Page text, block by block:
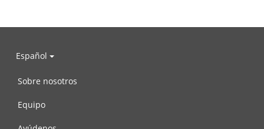
Español
Sobre nosotros
Equipo